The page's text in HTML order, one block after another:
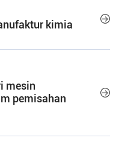
kimia 
mesin
pemisahan
